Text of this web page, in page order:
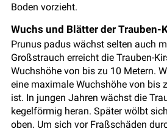
Boden vorzieht.
Wuchs und Blätter der Trauben-
Prunus padus wächst selten auch
Großstrauch erreicht die Trauben-
Wuchshöhe von bis zu 10 Metern.
eine maximale Wuchshöhe von bis
ist. In jungen Jahren wächst die
kegelförmig heran. Später wölbt
oben. Um sich vor Fraßschäden